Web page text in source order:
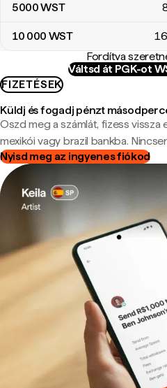
5000WST
10 000 WST
Fordítva
Váltsd át PGK-ot
FIZETÉSEK
Küldj és fogadj pénzt
Oszd meg a számlát, fizess
mexikói vagy brazil bankba.
Nyisd meg az ingyenes fiókod